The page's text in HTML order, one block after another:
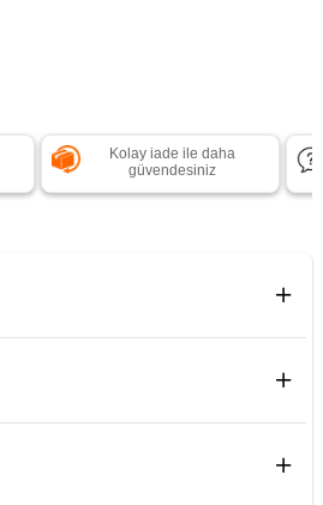
Kolay iade ile daha
güvendesiniz